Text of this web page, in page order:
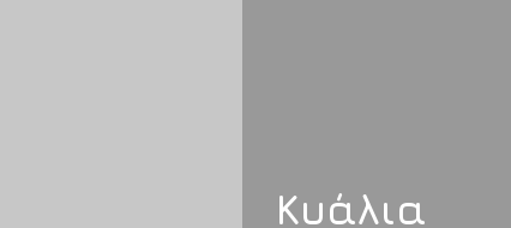
Κυάλια